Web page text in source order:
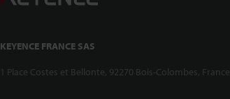
KEYENCE FRANCE SAS
1 Place Costes et Bellonte, 92270 Bois-Colombes, France